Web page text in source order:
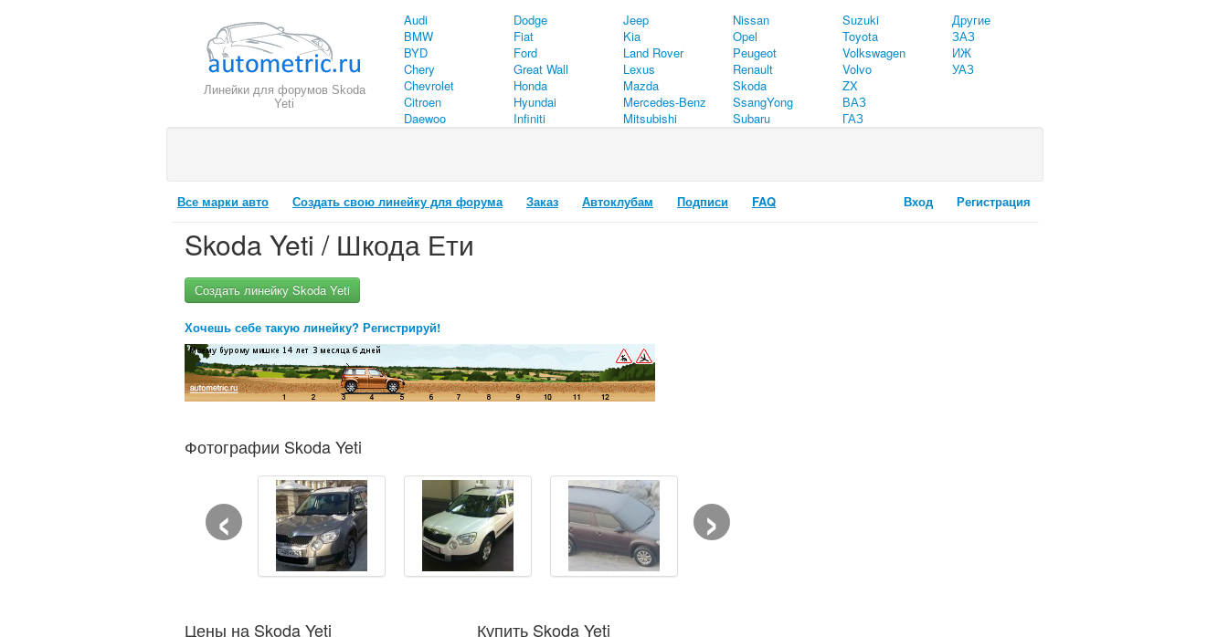
Линейки для форумов Skoda
Yeti
Audi
BMW
BYD
Chery
Chevrolet
Citroen
Daewoo
Dodge
Fiat
Ford
Great Wall
Honda
Hyundai
Infiniti
Jeep
Kia
Land Rover
Lexus
Mazda
Mercedes-Benz
Mitsubishi
Nissan
Opel
Peugeot
Renault
Skoda
SsangYong
Subaru
Suzuki
Toyota
Volkswagen
Volvo
ZX
ВАЗ
ГАЗ
Другие
ЗАЗ
ИЖ
УАЗ
Вход Регистрация
Все марки авто Создать свою линейку для форума Заказ Автоклубам Подписи FAQ
Skoda Yeti / Шкода Ети
Создать линейку Skoda Yeti
Хочешь себе такую линейку? Регистрируй!
Фотографии Skoda Yeti
‹ ›
Цены на Skoda Yeti Купить Skoda Yeti